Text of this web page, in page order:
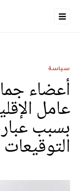
سياسة
أعضاء
عامل
بسبب
التوقيعات